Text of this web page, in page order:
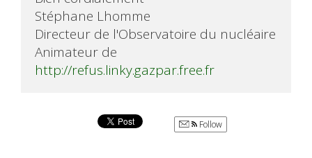
Stéphane Lhomme
Directeur de l'Observatoire du nucléaire
http://refus.linky.gazpar.free.fr
Follow